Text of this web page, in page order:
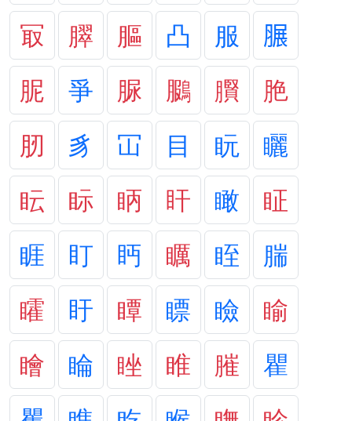
冣 臎 膒 凸 服
𦟌
胒
爭 脲 鵩 臔
脃
肕
豸 冚 目 盶
矖
眃
眎 眪 盰 瞰
眐
睚
盯 眄 矋 眰
腨
矐
盱 瞫 瞟 瞼
睮
瞺
睔 睉 睢 膗
瞿